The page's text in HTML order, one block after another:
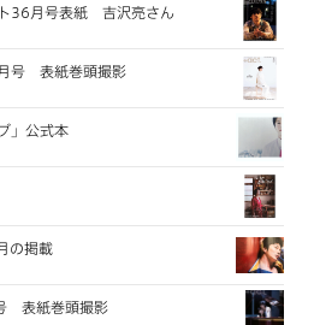
36月号表紙 吉沢亮さん
号 表紙巻頭撮影
」公式本
の掲載
表紙巻頭撮影